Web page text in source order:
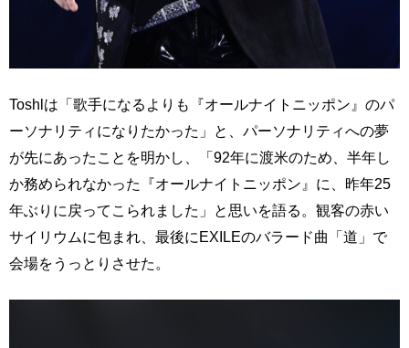
Toshlは「歌手になるよりも『オールナイトニッポン』のパ
ーソナリティになりたかった」と、パーソナリティへの夢
が先にあったことを明かし、「92年に渡米のため、半年し
か務められなかった『オールナイトニッポン』に、昨年25
年ぶりに戻ってこられました」と思いを語る。観客の赤い
サイリウムに包まれ、最後にEXILEのバラード曲「道」で
会場をうっとりさせた。